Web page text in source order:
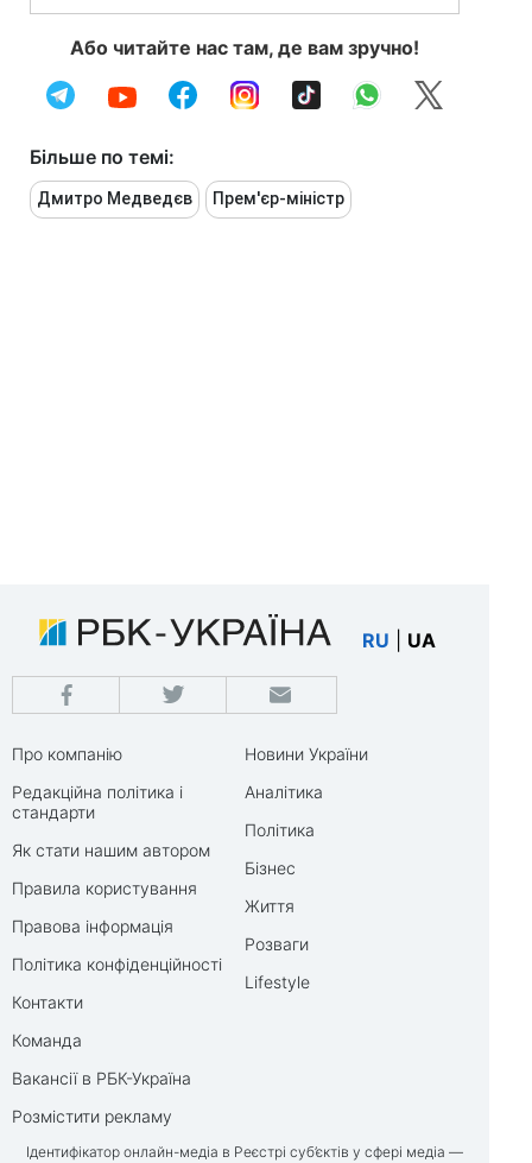
Або читайте нас там, де вам зручно!
Більше по темі:
Дмитро Медведєв Прем'єр-міністр
RU UA
Про компанію
Редакційна політика і
стандарти
Як стати нашим автором
Правила користування
Правова інформація
Політика конфіденційності
Контакти
Команда
Вакансії в РБК-Україна
Розмістити рекламу
Новини України
Аналітика
Політика
Бізнес
Життя
Розваги
Lifestyle
Ідентифікатор онлайн-медіа в Реєстрі суб’єктів у сфері медіа —